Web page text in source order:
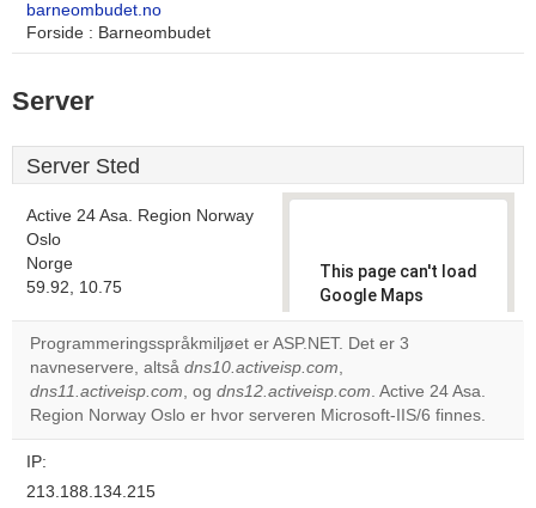
barneombudet.no
Forside : Barneombudet
Server
Server Sted
Active 24 Asa. Region Norway
Oslo
Norge
59.92, 10.75
This page can't load
Google Maps
correctly.
Do you
own this
website?
OK
Programmeringsspråkmiljøet er ASP.NET. Det er 3
navneservere, altså dns10.activeisp.com,
dns11.activeisp.com, og dns12.activeisp.com. Active 24 Asa.
Region Norway Oslo er hvor serveren Microsoft-IIS/6 finnes.
IP:
213.188.134.215